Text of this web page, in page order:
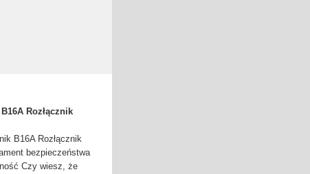
Rozłącznik
B16A Rozłącznik
bezpieczeństwa
Czy wiesz, że